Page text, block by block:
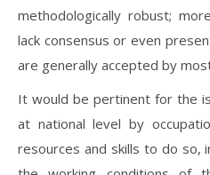
methodologically robust;
lack consensus or even
are generally accepted by
It would be pertinent for the
at national level by
resources and skills to do so,